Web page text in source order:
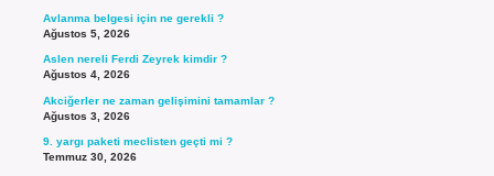
Avlanma belgesi için ne gerekli ?
Ağustos 5, 2026
Aslen nereli Ferdi Zeyrek kimdir ?
Ağustos 4, 2026
Akciğerler ne zaman gelişimini tamamlar ?
Ağustos 3, 2026
9. yargı paketi meclisten geçti mi ?
Temmuz 30, 2026